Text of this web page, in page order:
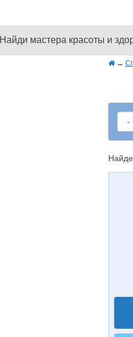
Найди мастера красоты и
→